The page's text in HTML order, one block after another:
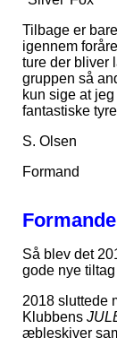
Tilbage er
igennem
ture der bliver
gruppen så
kun sige at
fantastiske
S. Olsen
Formand
Så blev det
gode nye
2018 sluttede
Klubbens
æbleskiver